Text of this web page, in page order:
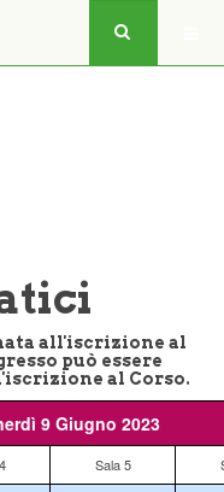
all'iscrizione al
può essere
al Corso.
9 Giugno 2023
Sala 5